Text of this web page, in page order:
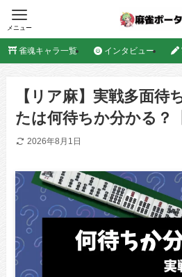
メニュー
雀魂キャラ一覧 インタビュー
【リア麻】実戦多面待
たは何待ちか分かる？
2026年8月1日